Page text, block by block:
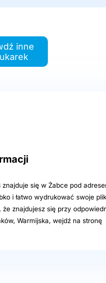
inne
się w Żabce pod
i łatwo wydrukować swoje
znajdujesz się przy
Warmijska, wejdź na stronę